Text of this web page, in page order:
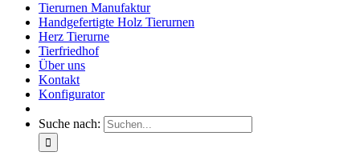
Tierurnen Manufaktur
Handgefertigte Holz Tierurnen
Herz Tierurne
Tierfriedhof
Über uns
Kontakt
Konfigurator
Suche nach: